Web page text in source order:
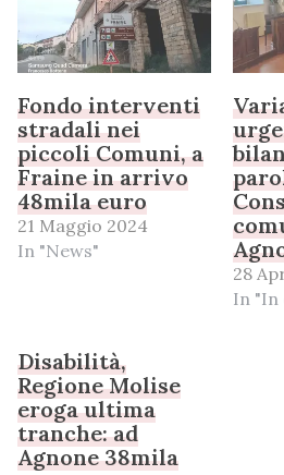
Fondo interventi
stradali nei
piccoli Comuni, a
Fraine in arrivo
48mila euro
21 Maggio 2024
In "News"
28
In "In
Disabilità,
Regione Molise
eroga ultima
tranche: ad
Agnone 38mila